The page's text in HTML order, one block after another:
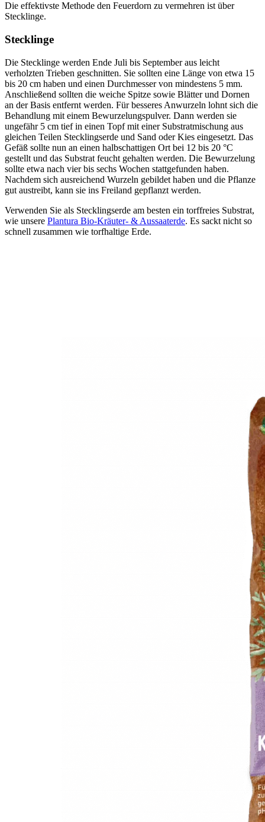
Die effektivste Methode den Feuerdorn zu vermehren ist über
Stecklinge.
Stecklinge
Die Stecklinge werden Ende Juli bis September aus leicht
verholzten Trieben geschnitten. Sie sollten eine Länge von etwa 15
bis 20 cm haben und einen Durchmesser von mindestens 5 mm.
Anschließend sollten die weiche Spitze sowie Blätter und Dornen
an der Basis entfernt werden. Für besseres Anwurzeln lohnt sich die
Behandlung mit einem Bewurzelungspulver. Dann werden sie
ungefähr 5 cm tief in einen Topf mit einer Substratmischung aus
gleichen Teilen Stecklingserde und Sand oder Kies eingesetzt. Das
Gefäß sollte nun an einen halbschattigen Ort bei 12 bis 20 °C
gestellt und das Substrat feucht gehalten werden. Die Bewurzelung
sollte etwa nach vier bis sechs Wochen stattgefunden haben.
Nachdem sich ausreichend Wurzeln gebildet haben und die Pflanze
gut austreibt, kann sie ins Freiland gepflanzt werden.
Verwenden Sie als Stecklingserde am besten ein torffreies Substrat,
wie unsere Plantura Bio-Kräuter- & Aussaaterde. Es sackt nicht so
schnell zusammen wie torfhaltige Erde.